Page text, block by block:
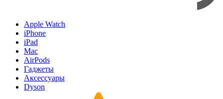
Apple Watch
iPhone
iPad
Mac
AirPods
Гаджеты
Аксессуары
Dyson